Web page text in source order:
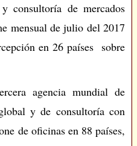
consultoría de mercados
mensual de julio del 2017
en 26 países sobre
agencia mundial de
y de consultoría con
de oficinas en 88 países,